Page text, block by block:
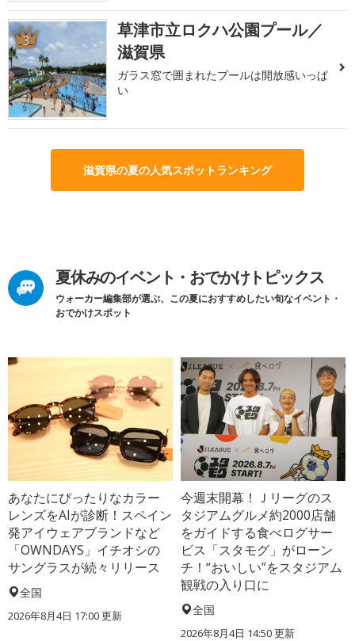
3
草津市立ロクハ公園プール／
滋賀県
ガラス窓で囲まれたプールは開放感いっぱ
い
滋賀県の夏の人気スポットランキング
夏休みのイベント・おでかけトピックス
ウォーカー編集部が選ぶ、この夏におすすめしたい旬なイベント・
おでかけスポット
あなたにぴったりなカラー
レンズをAIが診断！スペイン
発アイウェアブランドなど
「OWNDAYS」イチオシの
サングラスが続々リリース
全国
2026年8月4日 17:00更新
今週末開幕！Ｊリーグのス
タジアムグルメ約2000店舗
をガイドする食べログサー
ビス「スタモグ」がローン
チ！“おいしい”をスタジアム
観戦の入り口に
全国
2026年8月4日 14:50更新